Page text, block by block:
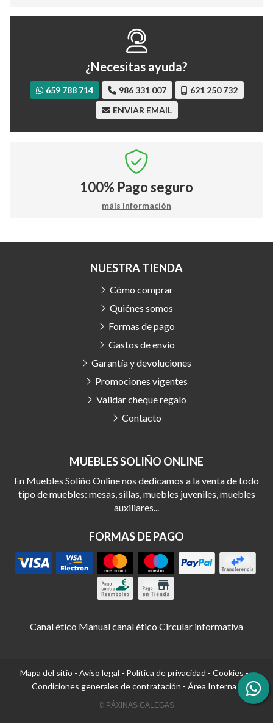
¿Necesitas ayuda?
659 788 714 986 331 007
621 250 732
ENVIAR EMAIL
100% Pago seguro
máis información
MUEBLES SOLIÑO ONLINE
En Muebles Soliño Online nos dedicamos a la venta de todo
tipo de muebles: mesas, sillas, muebles juveniles, muebles
auxiliares...
FORMAS DE PAGO
NUESTRA TIENDA
Cómo comprar
Quiénes somos
Formas de pago
Gastos de envío
Garantía y devoluciones
Promociones vigentes
Validar cheque regalo
Contacto
Canal ético Manual canal ético Circular informativa
Mapa del sitio - Aviso legal - Política de privacidad - Cookies-
Condiciones generales de contratación - Área Interna
© PÁXINAS GALEGAS